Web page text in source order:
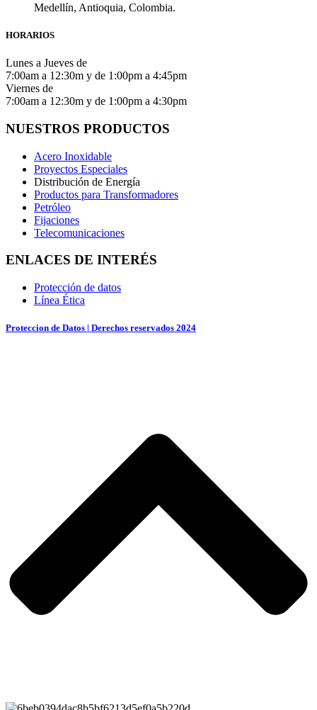
Medellín, Antioquia, Colombia.
HORARIOS
Lunes a Jueves de
7:00am a 12:30m y de 1:00pm a 4:45pm
Viernes de
7:00am a 12:30m y de 1:00pm a 4:30pm
NUESTROS PRODUCTOS
Acero Inoxidable
Proyectos Especiales
Distribución de Energía
Productos para Transformadores
Petróleo
Fijaciones
Telecomunicaciones
ENLACES DE INTERÉS
Protección de datos
Línea Ética
Proteccion de Datos | Derechos reservados 2024